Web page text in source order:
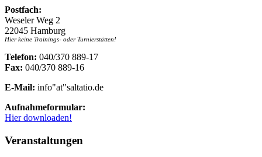
Postfach:
Weseler Weg 2
22045 Hamburg
Hier keine Trainings- oder Turnierstätten!
Telefon: 040/370 889-17
Fax: 040/370 889-16
E-Mail: info"at"saltatio.de
Aufnahmeformular:
Hier downloaden!
Veranstaltungen